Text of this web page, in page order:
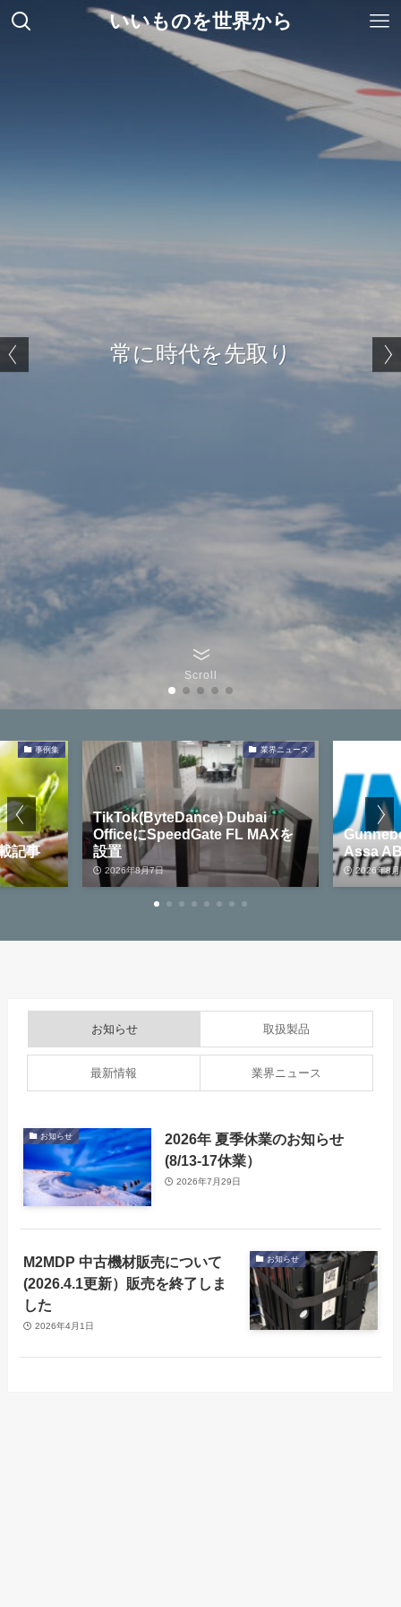
いいものを世界から
世界標準ゲート Gunnebo
常に時代を先取り
ベストセラーパスポートリーダーADR300
世界標準ゲート Gunnebo
Scroll
事例集
記事
業界ニュース
TikTok(ByteDance) Dubai
OfficeにSpeedGate FL MAXを
設置
2026年8月7日
Assa
2026年8
お知らせ 取扱製品
最新情報 業界ニュース
お知らせ
2026年 夏季休業のお知らせ
(8/13-17休業）
2026年7月29日
お知らせ
M2MDP 中古機材販売について
(2026.4.1更新）販売を終了しま
した
2026年4月1日